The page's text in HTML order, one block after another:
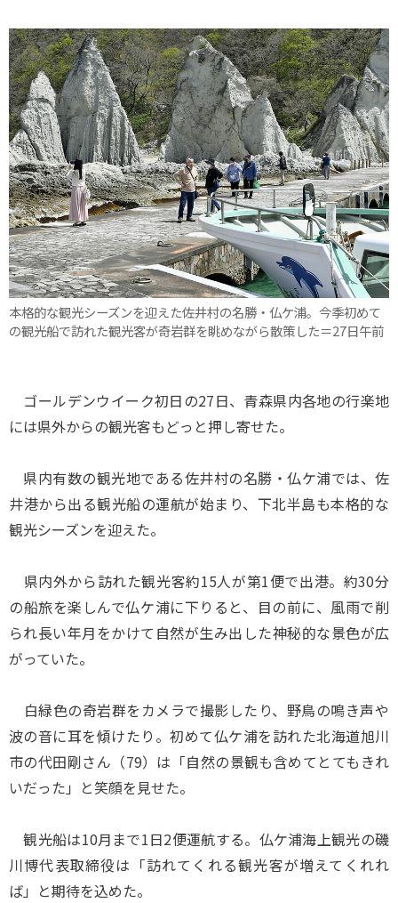
本格的な観光シーズンを迎えた佐井村の名勝・仏ケ浦。今季初めて
の観光船で訪れた観光客が奇岩群を眺めながら散策した＝27日午前
ゴールデンウイーク初日の27日、青森県内各地の行楽地
には県外からの観光客もどっと押し寄せた。
県内有数の観光地である佐井村の名勝・仏ケ浦では、佐
井港から出る観光船の運航が始まり、下北半島も本格的な
観光シーズンを迎えた。
県内外から訪れた観光客約15人が第1便で出港。約30分
の船旅を楽しんで仏ケ浦に下りると、目の前に、風雨で削
られ長い年月をかけて自然が生み出した神秘的な景色が広
がっていた。
白緑色の奇岩群をカメラで撮影したり、野鳥の鳴き声や
波の音に耳を傾けたり。初めて仏ケ浦を訪れた北海道旭川
市の代田剛さん（79）は「自然の景観も含めてとてもきれ
いだった」と笑顔を見せた。
観光船は10月まで1日2便運航する。仏ケ浦海上観光の磯
川博代表取締役は「訪れてくれる観光客が増えてくれれ
ば」と期待を込めた。